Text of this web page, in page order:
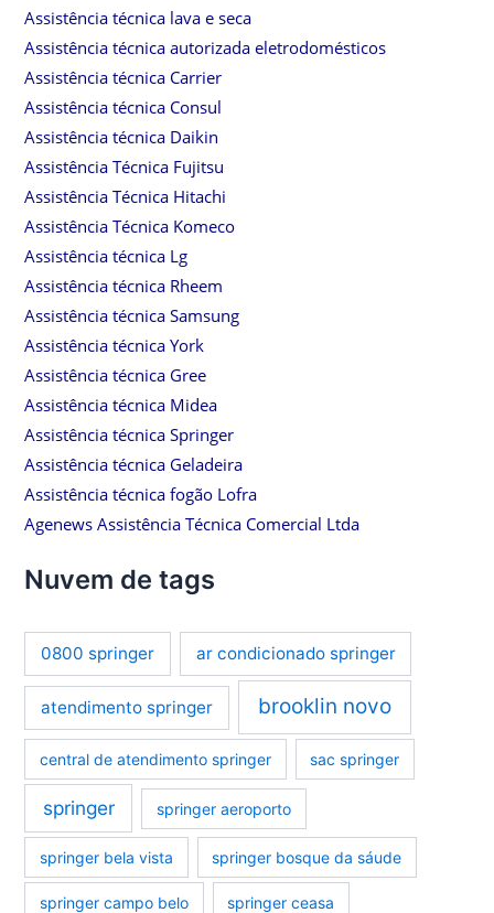
Assistência técnica lava e seca
Assistência técnica autorizada eletrodomésticos
Assistência técnica Carrier
Assistência técnica Consul
Assistência técnica Daikin
Assistência Técnica Fujitsu
Assistência Técnica Hitachi
Assistência Técnica Komeco
Assistência técnica Lg
Assistência técnica Rheem
Assistência técnica Samsung
Assistência técnica York
Assistência técnica Gree
Assistência técnica Midea
Assistência técnica Springer
Assistência técnica Geladeira
Assistência técnica fogão Lofra
Agenews Assistência Técnica Comercial Ltda
Nuvem de tags
0800 springer ar condicionado springer
atendimento springer brooklin novo
central de atendimento springer sac springer
springer springer aeroporto
springer bela vista springer bosque da sáude
springer campo belo springer ceasa